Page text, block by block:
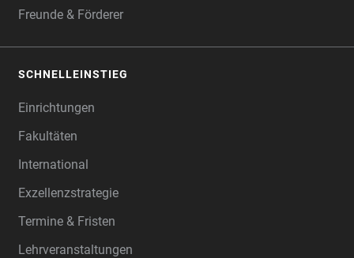
Freunde & Förderer
SCHNELLEINSTIEG
Einrichtungen
Fakultäten
International
Exzellenzstrategie
Termine & Fristen
Lehrveranstaltungen